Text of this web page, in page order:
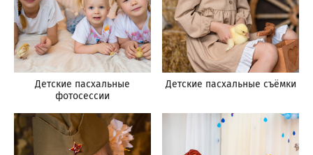
Детские пасхальные
фотосессии
Детские пасхальные съёмки